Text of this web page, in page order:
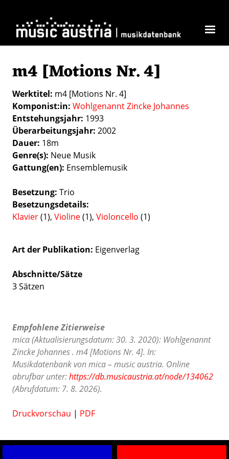
m4 [Motions Nr. 4]
Werktitel m4 [Motions Nr. 4]
Komponist:in Wohlgenannt Zincke Johannes
Entstehungsjahr 1993
Überarbeitungsjahr 2002
Dauer 18m
Genre(s) Neue Musik
Gattung(en) Ensemblemusik
Besetzung Trio
Besetzungsdetails
Klavier(1), Violine(1), Violoncello (1)
Art der Publikation Eigenverlag
Abschnitte/Sätze
3 Sätzen
Empfohlene Zitierweise
mica (Aktualisierungsdatum: 30. 3. 2020): Wohlgenannt
Zincke Johannes . m4 [Motions Nr. 4]. In:
Musikdatenbank von mica – music austria. Online
abrufbar unter:https://db.musicaustria.at/node/134062
(Abrufdatum: 7. 8. 2026).
Druckvorschau | PDF